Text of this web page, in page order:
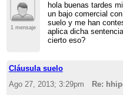
1 mensaje
hola buenas tardes
un bajo comercial
suelo y me han
aplica dicha
cierto eso?
Cláusula suelo
Ago 27, 2013; 3:29pm
Re: